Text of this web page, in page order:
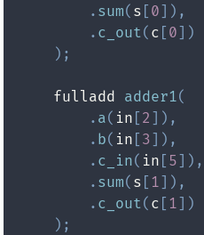
. sum( s [ 0] ) ,
. c_out( c [ 0] )
) ;
    fulladd
adder1(
. a( in [ 2 ] ) ,
. b( in [ 3] ) ,
. c_in( in [ 5] ) ,
. sum( s [ 1] ) ,
. c_out( c [ 1] )
) ;